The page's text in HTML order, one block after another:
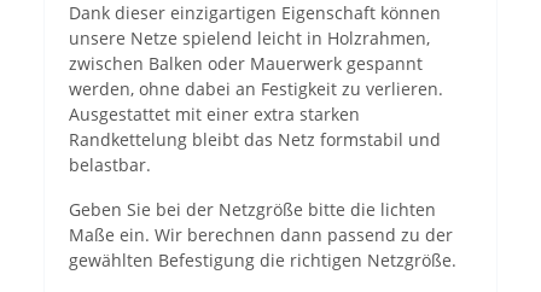
Dank dieser einzigartigen Eigenschaft können
unsere Netze spielend leicht in Holzrahmen,
zwischen Balken oder Mauerwerk gespannt
werden, ohne dabei an Festigkeit zu verlieren.
Ausgestattet mit einer extra starken
Randkettelung bleibt das Netz formstabil und
belastbar.
Geben Sie bei der Netzgröße bitte die lichten
Maße ein. Wir berechnen dann passend zu der
gewählten Befestigung die richtigen Netzgröße.